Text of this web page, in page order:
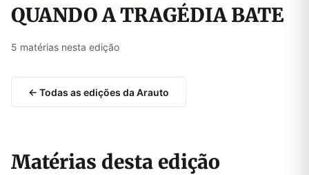
QUANDO A TRAGÉDIA BATE
5 matérias nesta edição
← Todas as edições da Arauto
Matérias desta edição